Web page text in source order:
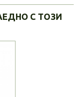
С ТОЗИ